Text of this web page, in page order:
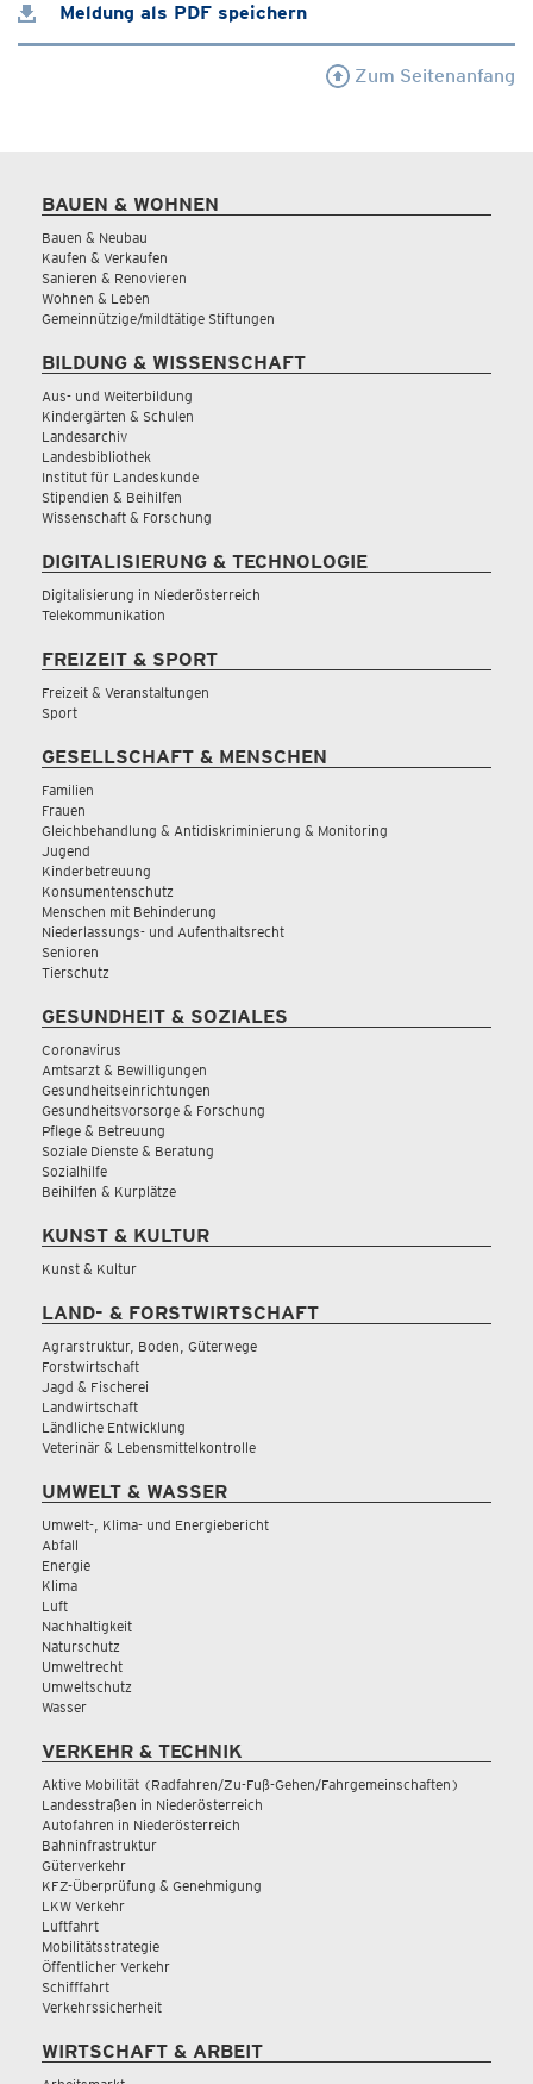
Meldung als PDF speichern
Zum Seitenanfang
BAUEN & WOHNEN
Bauen & Neubau
Kaufen & Verkaufen
Sanieren & Renovieren
Wohnen & Leben
Gemeinnützige/mildtätige Stiftungen
BILDUNG & WISSENSCHAFT
Aus- und Weiterbildung
Kindergärten & Schulen
Landesarchiv
Landesbibliothek
Institut für Landeskunde
Stipendien & Beihilfen
Wissenschaft & Forschung
DIGITALISIERUNG & TECHNOLOGIE
Digitalisierung in Niederösterreich
Telekommunikation
FREIZEIT & SPORT
Freizeit & Veranstaltungen
Sport
GESELLSCHAFT & MENSCHEN
Familien
Frauen
Gleichbehandlung & Antidiskriminierung & Monitoring
Jugend
Kinderbetreuung
Konsumentenschutz
Menschen mit Behinderung
Niederlassungs- und Aufenthaltsrecht
Senioren
Tierschutz
GESUNDHEIT & SOZIALES
Coronavirus
Amtsarzt & Bewilligungen
Gesundheitseinrichtungen
Gesundheitsvorsorge & Forschung
Pflege & Betreuung
Soziale Dienste & Beratung
Sozialhilfe
Beihilfen & Kurplätze
KUNST & KULTUR
Kunst & Kultur
LAND- & FORSTWIRTSCHAFT
Agrarstruktur, Boden, Güterwege
Forstwirtschaft
Jagd & Fischerei
Landwirtschaft
Ländliche Entwicklung
Veterinär & Lebensmittelkontrolle
UMWELT & WASSER
Umwelt-, Klima- und Energiebericht
Abfall
Energie
Klima
Luft
Nachhaltigkeit
Naturschutz
Umweltrecht
Umweltschutz
Wasser
VERKEHR & TECHNIK
Aktive Mobilität (Radfahren/Zu-Fuß-Gehen/Fahrgemeinschaften)
Landesstraßen in Niederösterreich
Autofahren in Niederösterreich
Bahninfrastruktur
Güterverkehr
KFZ-Überprüfung & Genehmigung
LKW Verkehr
Luftfahrt
Mobilitätsstrategie
Öffentlicher Verkehr
Schifffahrt
Verkehrssicherheit
WIRTSCHAFT & ARBEIT